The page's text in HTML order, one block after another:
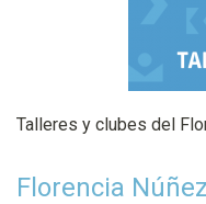
Talleres y clubes del
Florencia